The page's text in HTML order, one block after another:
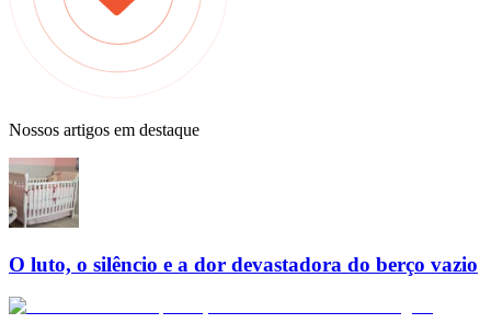
Nossos artigos em destaque
O luto, o silêncio e a dor devastadora do berço vazio